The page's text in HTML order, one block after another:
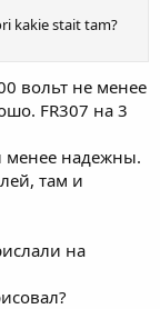
kakie stait tam?
вольт не менее
FR307 на 3
менее надежны.
там и
на